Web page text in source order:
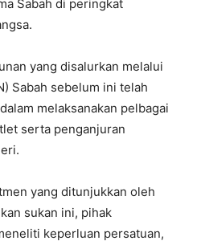
Sabah di peringkat
yang disalurkan melalui
Sabah sebelum ini telah
melaksanakan pelbagai
serta penganjuran
yang ditunjukkan oleh
sukan ini, pihak
keperluan persatuan,